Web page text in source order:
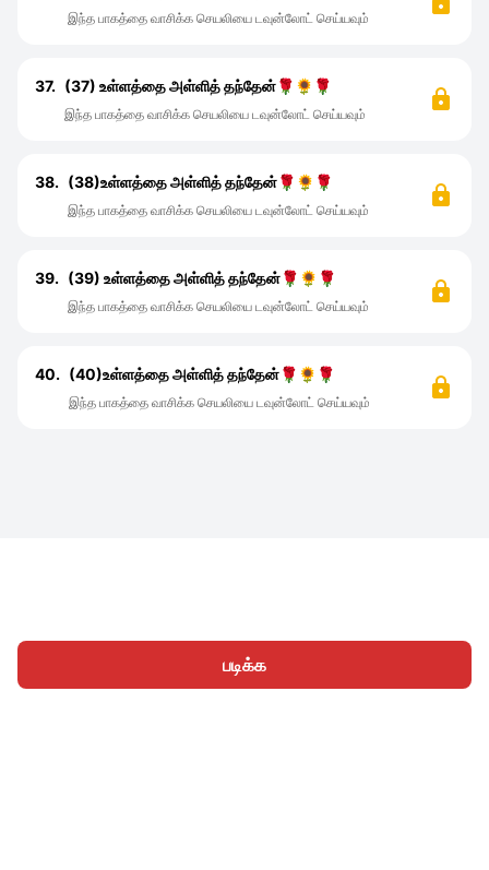
படிக்க
இந்த பாகத்தை வாசிக்க செயலியை டவுன்லோட் செய்யவும்
37. (37) உள்ளத்தை அள்ளித் தந்தேன்🌹🌻🌹
இந்த பாகத்தை வாசிக்க செயலியை டவுன்லோட் செய்யவும்
38. (38)உள்ளத்தை அள்ளித் தந்தேன்🌹🌻🌹
இந்த பாகத்தை வாசிக்க செயலியை டவுன்லோட் செய்யவும்
39. (39) உள்ளத்தை அள்ளித் தந்தேன்🌹🌻🌹
இந்த பாகத்தை வாசிக்க செயலியை டவுன்லோட் செய்யவும்
40. (40)உள்ளத்தை அள்ளித் தந்தேன்🌹🌻🌹
இந்த பாகத்தை வாசிக்க செயலியை டவுன்லோட் செய்யவும்
முகப்பு வகைகள் எழுத கட்டுரைகள் உள்நுழைக